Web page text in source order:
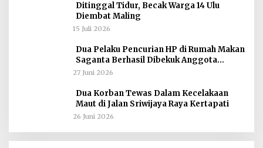
Ditinggal Tidur, Becak Warga 14 Ulu
Diembat Maling
15 Juli 2026
Dua Pelaku Pencurian HP di Rumah Makan
Saganta Berhasil Dibekuk Anggota
Polsekta SU II Palembang !!
27 Juni 2026
Dua Korban Tewas Dalam Kecelakaan
Maut di Jalan Sriwijaya Raya Kertapati
26 Juni 2026